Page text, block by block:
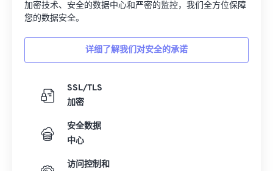
加密技术、安全的数据中心和严密的监控，我们全方位保障
您的数据安全。
详细了解我们对安全的承诺
SSL/TLS
加密
安全数据
中心
访问控制和